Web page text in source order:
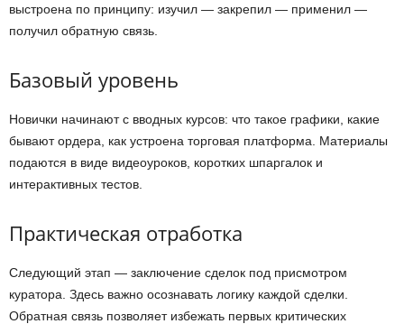
выстроена по принципу: изучил — закрепил — применил —
получил обратную связь.
Базовый уровень
Новички начинают с вводных курсов: что такое графики, какие
бывают ордера, как устроена торговая платформа. Материалы
подаются в виде видеоуроков, коротких шпаргалок и
интерактивных тестов.
Практическая отработка
Следующий этап — заключение сделок под присмотром
куратора. Здесь важно осознавать логику каждой сделки.
Обратная связь позволяет избежать первых критических